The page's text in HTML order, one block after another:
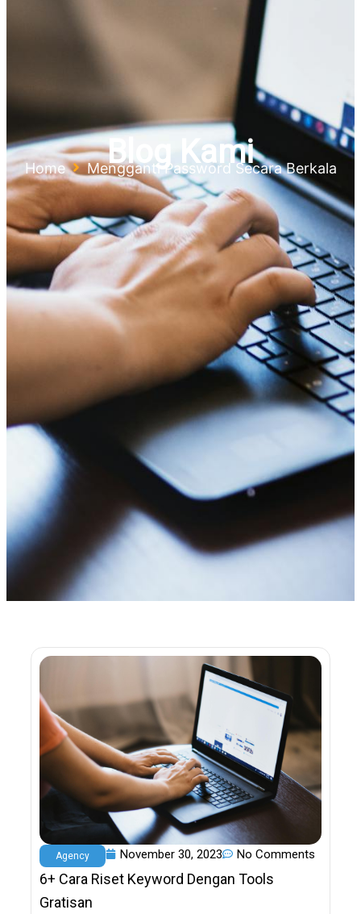
Blog Kami
Home Mengganti Password Secara Berkala
Agency November 30, 2023 No Comments
6+ Cara Riset Keyword Dengan Tools
Gratisan